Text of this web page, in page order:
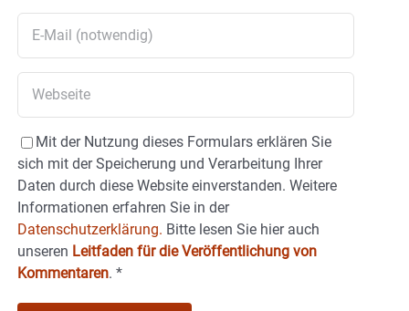
Mit der Nutzung dieses Formulars erklären Sie
sich mit der Speicherung und Verarbeitung Ihrer
Daten durch diese Website einverstanden. Weitere
Informationen erfahren Sie in der
Datenschutzerklärung. Bitte lesen Sie hier auch
unseren Leitfaden für die Veröffentlichung von
Kommentaren. *